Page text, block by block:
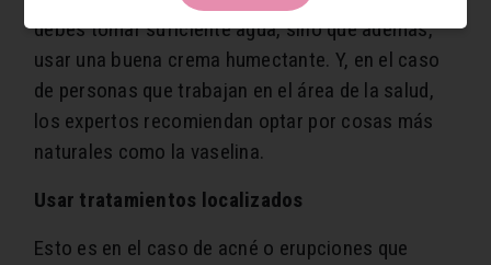
debes tomar suficiente agua, sino que además,
usar una buena crema humectante. Y, en el caso
de personas que trabajan en el área de la salud,
los expertos recomiendan optar por cosas más
naturales como la vaselina.
Usar tratamientos localizados
Esto es en el caso de acné o erupciones que